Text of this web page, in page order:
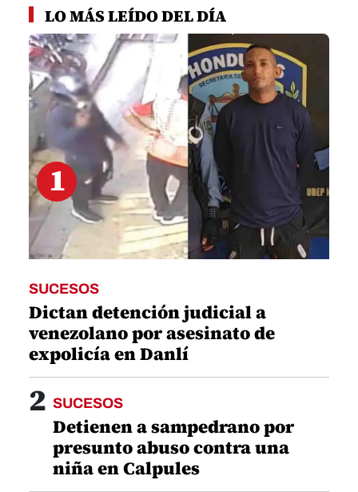
seconds
minutes,
seconds
LO MÁS LEÍDO DEL DÍA
1
SUCESOS
Dictan detención judicial a
venezolano por asesinato de
expolicía en Danlí
2 SUCESOS
Detienen a sampedrano por
presunto abuso contra una
niña en Calpules